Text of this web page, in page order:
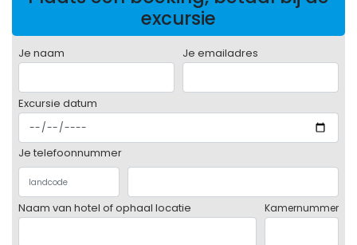
excursie
Je naam Je emailadres
Excursie datum
Je telefoonnummer
Naam van hotel of ophaal locatie Kamernummer